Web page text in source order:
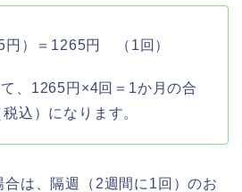
円）＝1265円 （1回）
、1265円×4回＝1か月の合
込）になります。
は、隔週（2週間に1回）のお